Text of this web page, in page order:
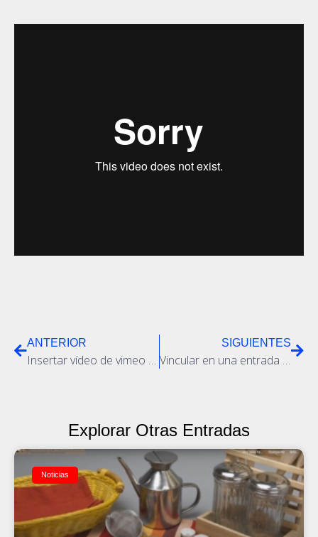
ANTERIOR
Insertar vídeo de vimeo en entrada de blogger
SIGUIENTES
Vincular en una entrada de blogger, documentos DOC, PDF, desde un repositorio de drive
Explorar Otras Entradas
Noticias